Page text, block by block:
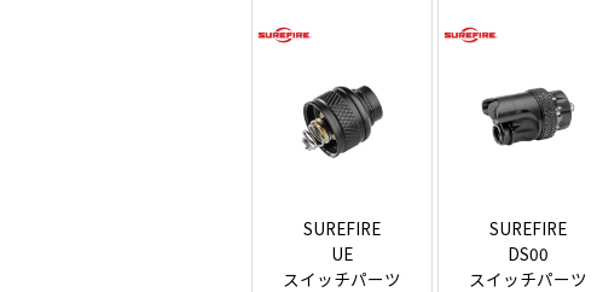
SUREFIRE
UE
スイッチパーツ
SUREFIRE
DS00
スイッチパーツ